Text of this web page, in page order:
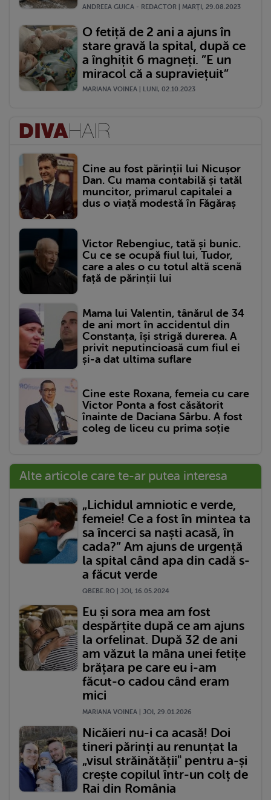
ANDREEA GUICA - REDACTOR | MARŢI, 29.08.2023
O fetiță de 2 ani a ajuns în
stare gravă la spital, după ce
a înghițit 6 magneți. ”E un
miracol că a supraviețuit”
MARIANA VOINEA | LUNI, 02.10.2023
Cine au fost părinții lui Nicușor
Dan. Cu mama contabilă și tatăl
muncitor, primarul capitalei a
dus o viață modestă în Făgăraș
Victor Rebengiuc, tată și bunic.
Cu ce se ocupă fiul lui, Tudor,
care a ales o cu totul altă scenă
față de părinții lui
Mama lui Valentin, tânărul de 34
de ani mort în accidentul din
Constanța, își strigă durerea. A
privit neputincioasă cum fiul ei
și-a dat ultima suflare
Cine este Roxana, femeia cu care
Victor Ponta a fost căsătorit
înainte de Daciana Sârbu. A fost
coleg de liceu cu prima soție
Alte articole care te-ar putea interesa
„Lichidul amniotic e verde,
femeie! Ce a fost în mintea ta
sa încerci sa naști acasă, în
cada?” Am ajuns de urgență
la spital când apa din cadă s-
a făcut verde
QBEBE.RO | JOI, 16.05.2024
Eu și sora mea am fost
despărțite după ce am ajuns
la orfelinat. După 32 de ani
am văzut la mâna unei fetițe
brățara pe care eu i-am
făcut-o cadou când eram
mici
MARIANA VOINEA | JOI, 29.01.2026
Nicăieri nu-i ca acasă! Doi
tineri părinți au renunțat la
„visul străinătății" pentru a-și
crește copilul într-un colț de
Rai din România